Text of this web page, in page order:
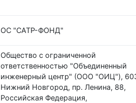
ОС "САТР-ФОНД"
Общество с ограниченной
ответственностью "Объединенный
инженерный центр" (ООО "ОИЦ"),
Нижний Новгород, пр. Ленина, 88,
Российская Федерация,